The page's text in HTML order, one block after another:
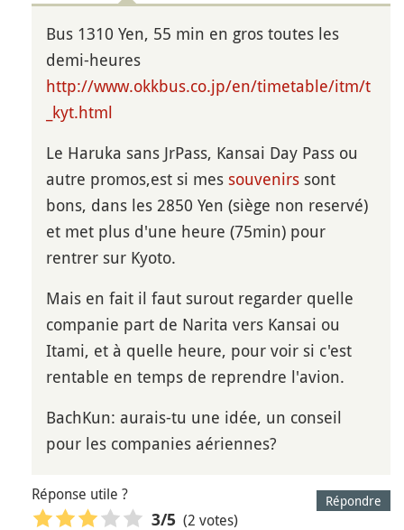
Bus 1310 Yen, 55 min en gros toutes les
demi-heures
http://www.okkbus.co.jp/en/timetable/itm/t
_kyt.html
Le Haruka sans JrPass, Kansai Day Pass ou
autre promos,est si mes souvenirs sont
bons, dans les 2850 Yen (siège non reservé)
et met plus d'une heure (75min) pour
rentrer sur Kyoto.
Mais en fait il faut surout regarder quelle
companie part de Narita vers Kansai ou
Itami, et à quelle heure, pour voir si c'est
rentable en temps de reprendre l'avion.
BachKun: aurais-tu une idée, un conseil
pour les companies aériennes?
Répondre
Réponse utile ?
3/5 (2 votes)